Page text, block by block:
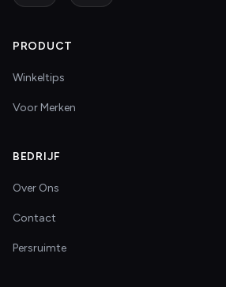
PRODUCT
Winkeltips
Voor Merken
BEDRIJF
Over Ons
Contact
Persruimte